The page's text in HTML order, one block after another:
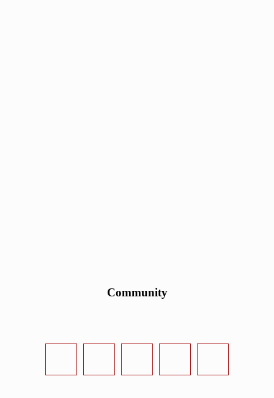
Community